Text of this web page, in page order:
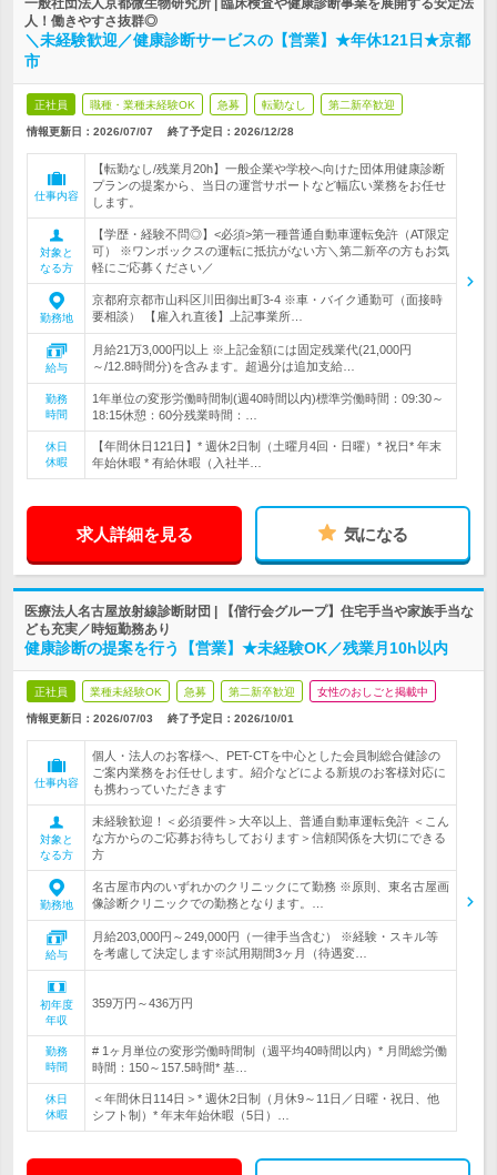
一般社団法人京都微生物研究所 | 臨床検査や健康診断事業を展開する安定法
人！働きやすさ抜群◎
＼未経験歓迎／健康診断サービスの【営業】★年休121日★京都
市
正社員 職種・業種未経験OK 急募 転勤なし 第二新卒歓迎
情報更新日：2026/07/07 終了予定日： 2026/12/28
仕事内容
【転勤なし/残業月20h】一般企業や学校へ向けた団体用健康診断
プランの提案から、当日の運営サポートなど幅広い業務をお任せ
します。
対象と
なる方
【学歴・経験不問◎】<必須>第一種普通自動車運転免許（AT限定
可） ※ワンボックスの運転に抵抗がない方＼第二新卒の方もお気
軽にご応募ください／
勤務地
京都府京都市山科区川田御出町3-4 ※車・バイク通勤可（面接時
要相談） 【雇入れ直後】上記事業所…
給与
月給21万3,000円以上 ※上記金額には固定残業代(21,000円
～/12.8時間分)を含みます。超過分は追加支給…
勤務
時間
1年単位の変形労働時間制(週40時間以内)標準労働時間：09:30～
18:15休憩：60分残業時間：…
休日
休暇
【年間休日121日】* 週休2日制（土曜月4回・日曜）* 祝日* 年末
年始休暇 * 有給休暇（入社半…
求人詳細を見る 気になる
医療法人名古屋放射線診断財団 | 【偕行会グループ】住宅手当や家族手当な
ども充実／時短勤務あり
健康診断の提案を行う【営業】★未経験OK／残業月10h以内
正社員 業種未経験OK 急募 第二新卒歓迎 女性のおしごと掲載中
情報更新日：2026/07/03 終了予定日： 2026/10/01
仕事内容
個人・法人のお客様へ、PET-CTを中心とした会員制総合健診の
ご案内業務をお任せします。紹介などによる新規のお客様対応に
も携わっていただきます
対象と
なる方
未経験歓迎！＜必須要件＞大卒以上、普通自動車運転免許 ＜こん
な方からのご応募お待ちしております＞信頼関係を大切にできる
方
勤務地
名古屋市内のいずれかのクリニックにて勤務 ※原則、東名古屋画
像診断クリニックでの勤務となります。…
給与
月給203,000円～249,000円（一律手当含む） ※経験・スキル等
を考慮して決定します※試用期間3ヶ月（待遇変…
初年度
年収
359万円～436万円
勤務
時間
# 1ヶ月単位の変形労働時間制（週平均40時間以内）* 月間総労働
時間：150～157.5時間* 基…
休日
休暇
＜年間休日114日＞* 週休2日制（月休9～11日／日曜・祝日、他
シフト制）* 年末年始休暇（5日）…